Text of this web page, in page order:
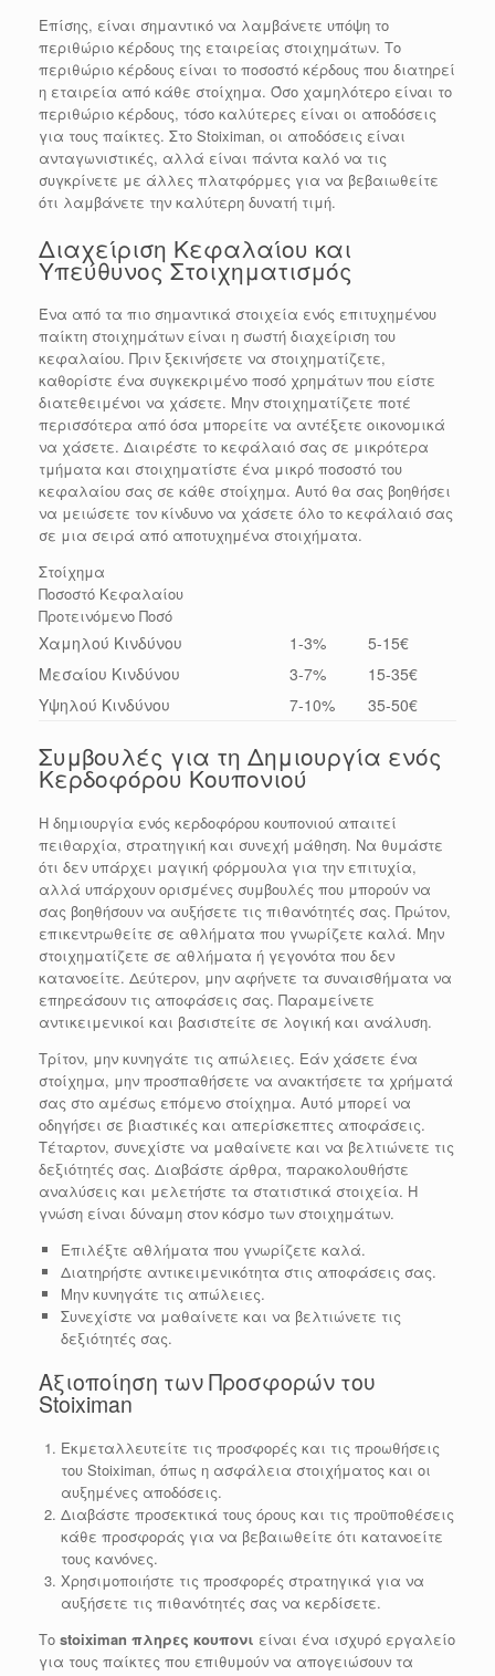
Επίσης, είναι σημαντικό να λαμβάνετε υπόψη το
περιθώριο κέρδους της εταιρείας στοιχημάτων. Το
περιθώριο κέρδους είναι το ποσοστό κέρδους που διατηρεί
η εταιρεία από κάθε στοίχημα. Όσο χαμηλότερο είναι το
περιθώριο κέρδους, τόσο καλύτερες είναι οι αποδόσεις
για τους παίκτες. Στο Stoiximan, οι αποδόσεις είναι
ανταγωνιστικές, αλλά είναι πάντα καλό να τις
συγκρίνετε με άλλες πλατφόρμες για να βεβαιωθείτε
ότι λαμβάνετε την καλύτερη δυνατή τιμή.
Διαχείριση Κεφαλαίου και
Υπεύθυνος Στοιχηματισμός
Ένα από τα πιο σημαντικά στοιχεία ενός επιτυχημένου
παίκτη στοιχημάτων είναι η σωστή διαχείριση του
κεφαλαίου. Πριν ξεκινήσετε να στοιχηματίζετε,
καθορίστε ένα συγκεκριμένο ποσό χρημάτων που είστε
διατεθειμένοι να χάσετε. Μην στοιχηματίζετε ποτέ
περισσότερα από όσα μπορείτε να αντέξετε οικονομικά
να χάσετε. Διαιρέστε το κεφάλαιό σας σε μικρότερα
τμήματα και στοιχηματίστε ένα μικρό ποσοστό του
κεφαλαίου σας σε κάθε στοίχημα. Αυτό θα σας βοηθήσει
να μειώσετε τον κίνδυνο να χάσετε όλο το κεφάλαιό σας
σε μια σειρά από αποτυχημένα στοιχήματα.
Στοίχημα
Ποσοστό Κεφαλαίου
Προτεινόμενο Ποσό
Χαμηλού Κινδύνου 1-3%
5-15€
Μεσαίου Κινδύνου
3-7%
15-35€
Υψηλού Κινδύνου
7-10% 35-50€
Συμβουλές για τη Δημιουργία ενός
Κερδοφόρου Κουπονιού
Η δημιουργία ενός κερδοφόρου κουπονιού απαιτεί
πειθαρχία, στρατηγική και συνεχή μάθηση. Να θυμάστε
ότι δεν υπάρχει μαγική φόρμουλα για την επιτυχία,
αλλά υπάρχουν ορισμένες συμβουλές που μπορούν να
σας βοηθήσουν να αυξήσετε τις πιθανότητές σας. Πρώτον,
επικεντρωθείτε σε αθλήματα που γνωρίζετε καλά. Μην
στοιχηματίζετε σε αθλήματα ή γεγονότα που δεν
κατανοείτε. Δεύτερον, μην αφήνετε τα συναισθήματα να
επηρεάσουν τις αποφάσεις σας. Παραμείνετε
αντικειμενικοί και βασιστείτε σε λογική και ανάλυση.
Τρίτον, μην κυνηγάτε τις απώλειες. Εάν χάσετε ένα
στοίχημα, μην προσπαθήσετε να ανακτήσετε τα χρήματά
σας στο αμέσως επόμενο στοίχημα. Αυτό μπορεί να
οδηγήσει σε βιαστικές και απερίσκεπτες αποφάσεις.
Τέταρτον, συνεχίστε να μαθαίνετε και να βελτιώνετε τις
δεξιότητές σας. Διαβάστε άρθρα, παρακολουθήστε
αναλύσεις και μελετήστε τα στατιστικά στοιχεία. Η
γνώση είναι δύναμη στον κόσμο των στοιχημάτων.
Επιλέξτε αθλήματα που γνωρίζετε καλά.
Διατηρήστε αντικειμενικότητα στις αποφάσεις σας.
Μην κυνηγάτε τις απώλειες.
Συνεχίστε να μαθαίνετε και να βελτιώνετε τις
δεξιότητές σας.
Αξιοποίηση των Προσφορών του
Stoiximan
Εκμεταλλευτείτε τις προσφορές και τις προωθήσεις
του Stoiximan, όπως η ασφάλεια στοιχήματος και οι
αυξημένες αποδόσεις.
Διαβάστε προσεκτικά τους όρους και τις προϋποθέσεις
κάθε προσφοράς για να βεβαιωθείτε ότι κατανοείτε
τους κανόνες.
Χρησιμοποιήστε τις προσφορές στρατηγικά για να
αυξήσετε τις πιθανότητές σας να κερδίσετε.
Το stoiximan πληρες κουπονι είναι ένα ισχυρό εργαλείο
για τους παίκτες που επιθυμούν να απογειώσουν τα